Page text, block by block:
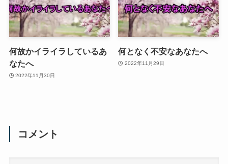
何故かイライラしているあ
なたへ
2022年11月30日
何となく不安なあなたへ
2022年11月29日
コメント